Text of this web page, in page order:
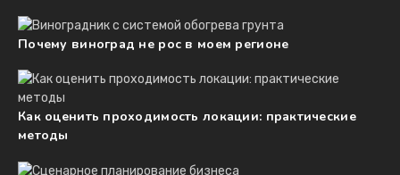
Почему виноград не рос в моем регионе
Как оценить проходимость локации: практические
методы